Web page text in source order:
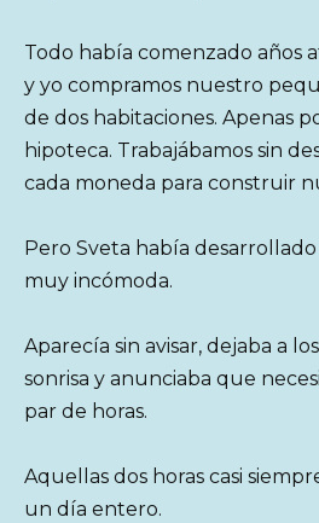
Todo había comenzado años
y yo compramos nuestro
de dos habitaciones. Apenas
hipoteca. Trabajábamos sin
cada moneda para construir
Pero Sveta había
muy incómoda.
Aparecía sin avisar, dejaba a
sonrisa y anunciaba que
par de horas.
Aquellas dos horas casi
un día entero.